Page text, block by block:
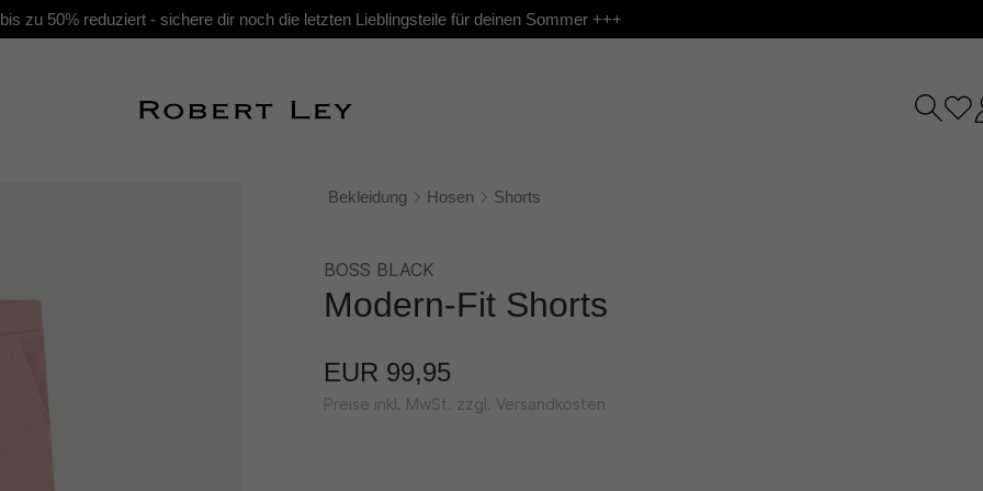
zu 50% reduziert - sichere dir noch die letzten Lieblingsteile für deinen Sommer +++
Bekleidung Hosen Shorts
BOSS BLACK
Modern-Fit Shorts
EUR 99,95
Preise inkl. MwSt. zzgl. Versandkosten